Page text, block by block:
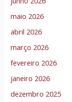
maio 2026
abril 2026
março 2026
fevereiro 2026
janeiro 2026
dezembro 2025